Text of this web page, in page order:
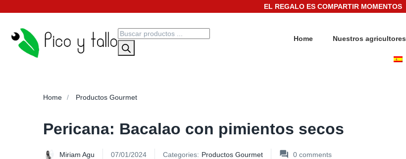
EL REGALO ES COMPARTIR MOMENTOS
Home Nuestros agricultores
Home Productos Gourmet
Pericana: Bacalao con pimientos secos
Miriam Agu 07/01/2024 Categories: Productos Gourmet 0 comments